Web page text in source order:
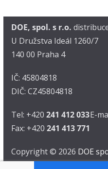
DOE, spol. s r.o.
U Družstva Ideál 1260/7
140 00 Praha 4
IČ: 45804818
DIČ: CZ45804818
Tel: +420 241 412 033
Fax: +420 241 413 771
E-
Copyright © 2026 DOE